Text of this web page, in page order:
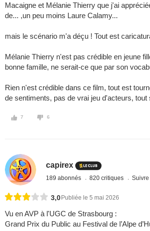
Macaigne et Mélanie Thierry que j'ai
de... ,un peu moins Laure Calamy...
mais le scénario m'a déçu ! Tout est
Mélanie Thierry n'est pas crédible en jeune
bonne famille, ne serait-ce que par son
Rien n'est crédible dans ce film, tout est
de sentiments, pas de vrai jeu d'acteurs, tout
7 6
capirex
189 abonnés 820 critiques
3,0 Publiée le 5 mai 2026
Vu en AVP à l'UGC de Strasbourg :
Grand Prix du Public au Festival de l’Alpe